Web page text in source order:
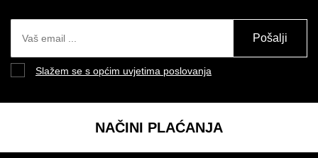
Pošalji
Slažem se s općim uvjetima poslovanja
NAČINI PLAĆANJA